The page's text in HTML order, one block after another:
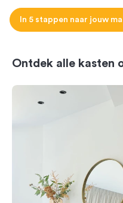
In 5 stappen naar jouw
Ontdek alle kasten